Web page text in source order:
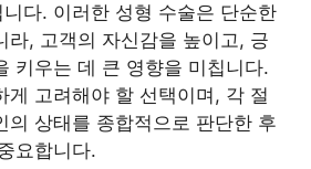
다. 이러한 성형 수술은 단순한
라, 고객의 자신감을 높이고, 긍
키우는 데 큰 영향을 미칩니다.
게 고려해야 할 선택이며, 각 절
의 상태를 종합적으로 판단한 후
요합니다.